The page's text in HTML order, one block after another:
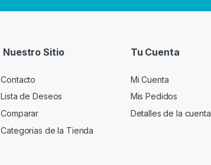
Nuestro Sitio
Contacto
Lista de Deseos
Comparar
Categorias de la Tienda
Tu Cuenta
Mi Cuenta
Mis Pedidos
Detalles de la cuenta